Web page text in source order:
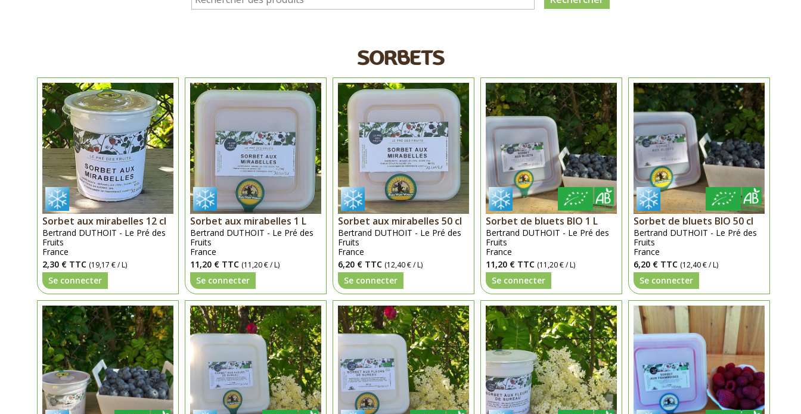
SORBETS
Sorbet aux mirabelles 12 cl
Bertrand DUTHOIT - Le Pré des
Fruits
France
2,30 € TTC (19,17 € / L)
Se connecter
Sorbet aux mirabelles 1 L
Bertrand DUTHOIT - Le Pré des
Fruits
France
11,20 € TTC (11,20 € / L)
Se connecter
Sorbet aux mirabelles 50 cl
Bertrand DUTHOIT - Le Pré des
Fruits
France
6,20 € TTC (12,40 € / L)
Se connecter
Sorbet de bluets BIO 1 L
Bertrand DUTHOIT - Le Pré des
Fruits
France
11,20 € TTC (11,20 € / L)
Se connecter
Sorbet de bluets BIO 50 cl
Bertrand DUTHOIT - Le Pré des
Fruits
France
6,20 € TTC (12,40 € / L)
Se connecter